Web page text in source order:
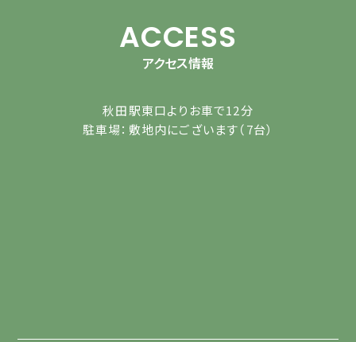
ACCESS
アクセス情報
秋田駅東口よりお車で12分
駐車場：敷地内にございます（7台）